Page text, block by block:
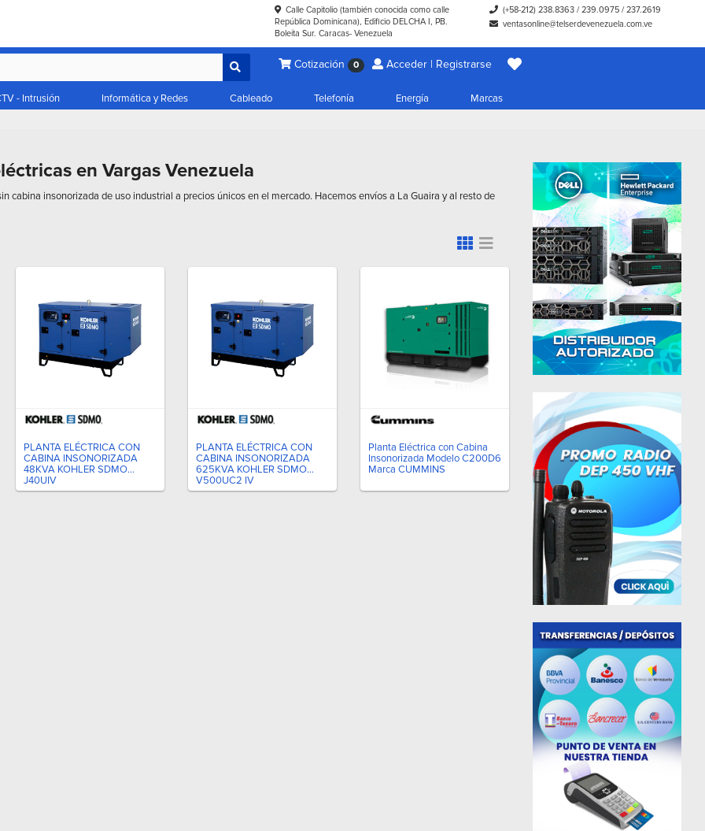
Calle Capitolio (también conocida como calle
República Dominicana), Edificio DELCHA I, PB.
Boleíta Sur. Caracas- Venezuela
(+58-212) 238.8363 /239.0975 /237.2619
ventasonline@telserdevenezuela.com.ve
Cotización 0 Acceder | Registrarse
- Intrusión Informática y Redes Cableado Telefonía Energía Marcas
en Vargas Venezuela
cabina insonorizada de uso industrial a precios únicos en el mercado. Hacemos envíos a La Guaira y al resto de
PLANTA ELÉCTRICA CON
CABINA INSONORIZADA
48KVA KOHLER SDMO
J40UIV
PLANTA ELÉCTRICA CON
CABINA INSONORIZADA
625KVA KOHLER SDMO
V500UC2 IV
Planta Eléctrica con Cabina
Insonorizada Modelo C200D6
Marca CUMMINS